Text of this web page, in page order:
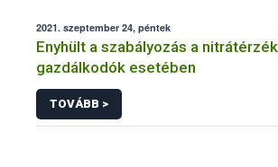
2021. szeptember 24, péntek
Enyhült a szabályozás a
gazdálkodók esetében
TOVÁBB >